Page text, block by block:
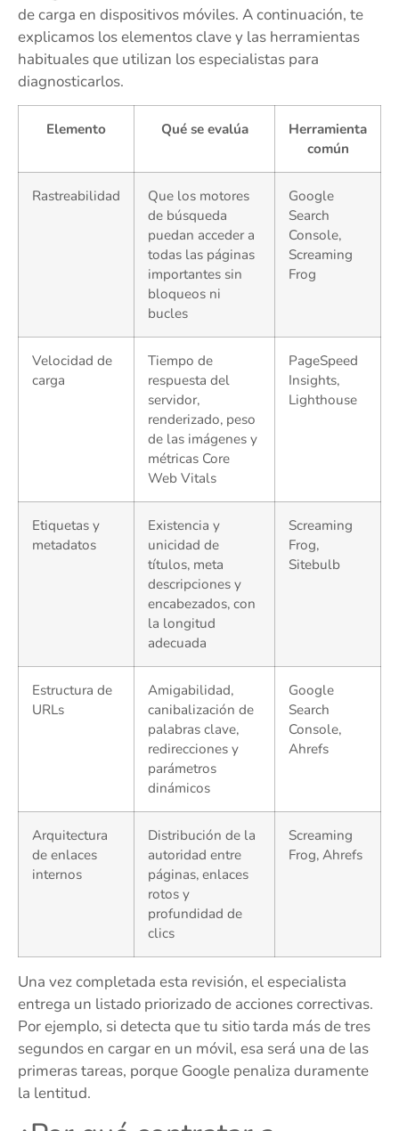
de carga en dispositivos móviles. A continuación, te
explicamos los elementos clave y las herramientas
habituales que utilizan los especialistas para
diagnosticarlos.
Elemento Qué se evalúa
Herramienta
común
Rastreabilidad
Que los motores
de búsqueda
puedan acceder a
todas las páginas
importantes sin
bloqueos ni
bucles
Google
Search
Console,
Screaming
Frog
Velocidad de
carga
Tiempo de
respuesta del
servidor,
renderizado, peso
de las imágenes y
métricas Core
Web Vitals
PageSpeed
Insights,
Lighthouse
Etiquetas y
metadatos
Existencia y
unicidad de
títulos, meta
descripciones y
encabezados, con
la longitud
adecuada
Screaming
Frog,
Sitebulb
Estructura de
URLs
Amigabilidad,
canibalización de
palabras clave,
redirecciones y
parámetros
dinámicos
Google
Search
Console,
Ahrefs
Arquitectura
de enlaces
internos
Distribución de la
autoridad entre
páginas, enlaces
rotos y
profundidad de
clics
Screaming
Frog, Ahrefs
Una vez completada esta revisión, el especialista
entrega un listado priorizado de acciones correctivas.
Por ejemplo, si detecta que tu sitio tarda más de tres
segundos en cargar en un móvil, esa será una de las
primeras tareas, porque Google penaliza duramente
la lentitud.